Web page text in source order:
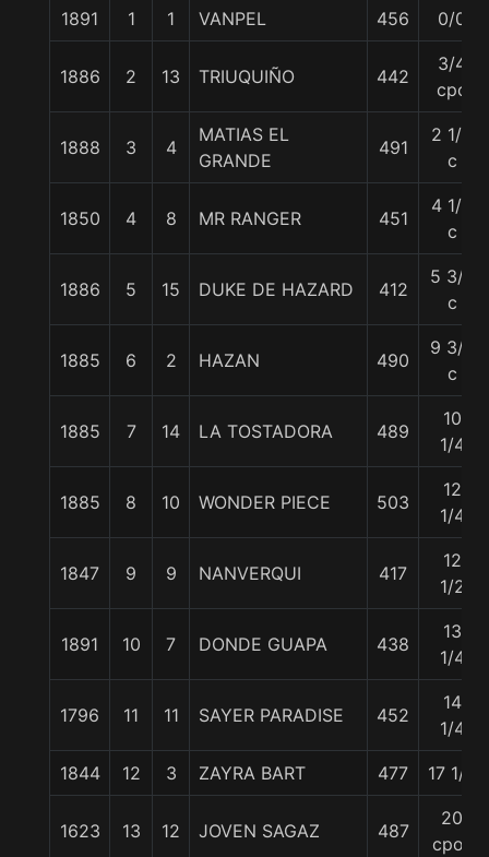
1891 1 1 VANPEL 456 0/0
1886 2 13 TRIUQUIÑO 442
3/4
cpo
1888 3 4
MATIAS EL
GRANDE
491
2 1/2
c
1850 4 8 MR RANGER 451
4 1/4
c
1886 5 15 DUKE DE HAZARD 412
5 3/4
c
1885 6 2 HAZAN 490
9 3/4
c
1885 7 14 LA TOSTADORA 489
10
1/4
1885 8 10 WONDER PIECE 503
12
1/4
1847 9 9 NANVERQUI 417
12
1/2
1891 10 7 DONDE GUAPA 438
13
1/4
1796 11 11 SAYER PARADISE 452
14
1/4
1844 12 3 ZAYRA BART 477 17 1/2
1623 13 12 JOVEN SAGAZ 487
20
cpos